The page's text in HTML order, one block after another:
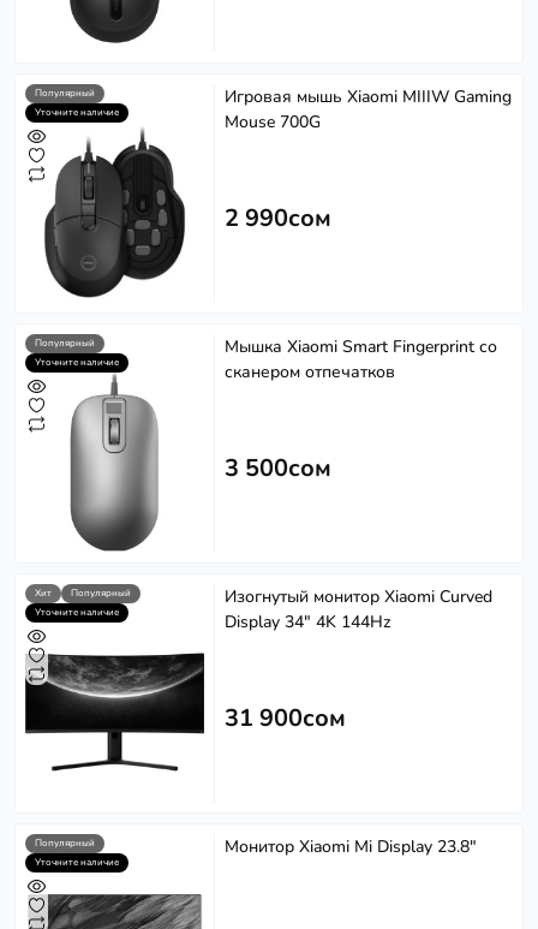
Популярный
Уточните наличие
Игровая мышь Xiaomi MIIIW Gaming
Mouse 700G
2 990сом
Популярный
Уточните наличие
Мышка Xiaomi Smart Fingerprint со
сканером отпечатков
3 500сом
Хит
Популярный
Уточните наличие
Изогнутый монитор Xiaomi Curved
Display 34" 4K 144Hz
31 900сом
Популярный
Уточните наличие
Монитор Xiaomi Mi Display 23.8"